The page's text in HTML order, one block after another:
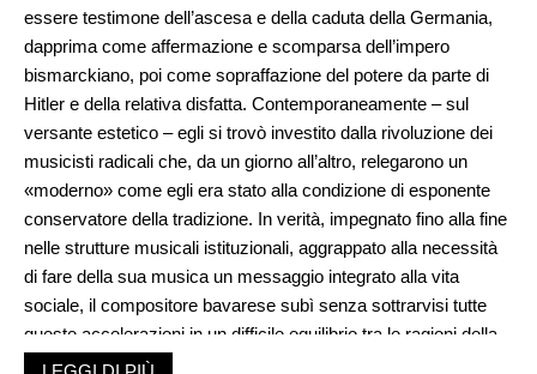
essere testimone dell’ascesa e della caduta della Germania,
dapprima come affermazione e scomparsa dell’impero
bismarckiano, poi come sopraffazione del potere da parte di
Hitler e della relativa disfatta. Contemporaneamente – sul
versante estetico – egli si trovò investito dalla rivoluzione dei
musicisti radicali che, da un giorno all’altro, relegarono un
«moderno» come egli era stato alla condizione di esponente
conservatore della tradizione. In verità, impegnato fino alla fine
nelle strutture musicali istituzionali, aggrappato alla necessità
di fare della sua musica un messaggio integrato alla vita
sociale, il compositore bavarese subì senza sottrarvisi tutte
queste accelerazioni in un difficile equilibrio tra le ragioni della
necessità e l’affermazione di un proprio modello estetico